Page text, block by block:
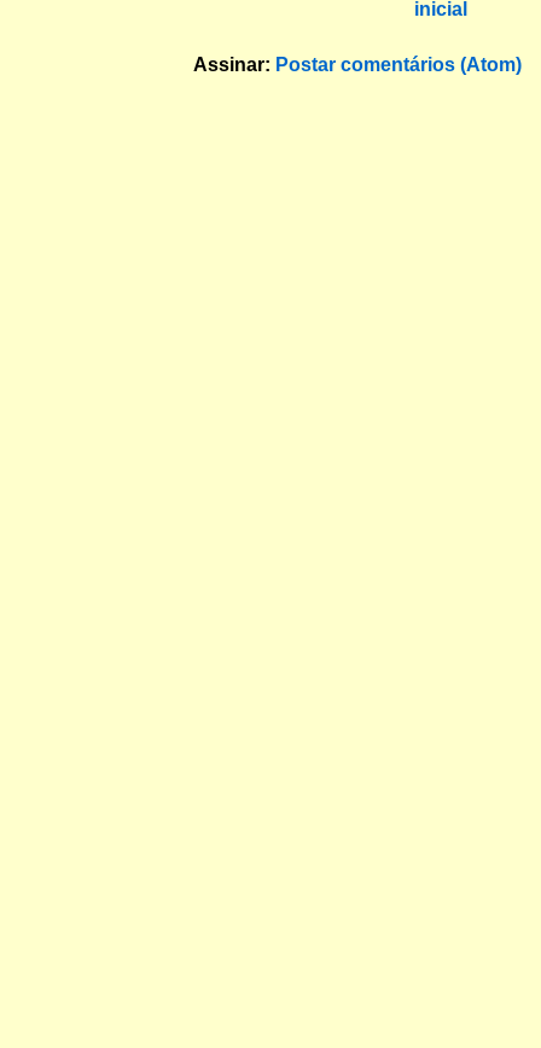
inicial
Assinar: Postar comentários (Atom)